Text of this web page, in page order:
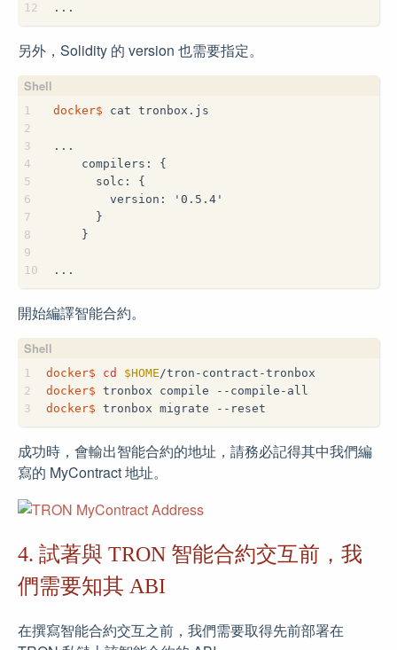
12
...
另外，Solidity 的 version 也需要指定。
1
2
3
4
5
6
7
8
9
10
docker$ cat tronbox.js
...
    compilers: {
      solc: {
        version: '0.5.4'
      }
    }
...
開始編譯智能合約。
1
2
3
docker$ cd $HOME/tron-contract-tronbox
docker$ tronbox compile --compile-all
docker$ tronbox migrate --reset
成功時，會輸出智能合約的地址，請務必記得其中我們編
寫的 MyContract 地址。
4. 試著與 TRON 智能合約交互前，我
們需要知其 ABI
在撰寫智能合約交互之前，我們需要取得先前部署在